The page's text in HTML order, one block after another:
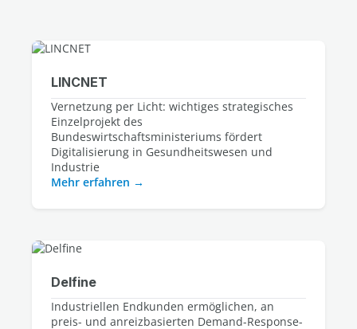
LINCNET
Vernetzung per Licht: wichtiges strategisches
Einzelprojekt des
Bundeswirtschaftsministeriums fördert
Digitalisierung in Gesundheitswesen und
Industrie
Mehr erfahren
Delfine
Industriellen Endkunden ermöglichen, an
preis- und anreizbasierten Demand-Response-